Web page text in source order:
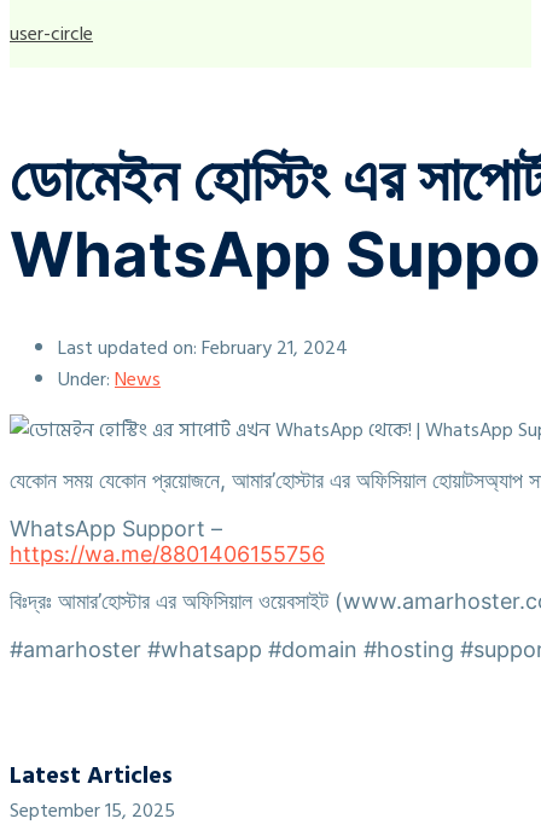
user-circle
ডোমেইন হোস্টিং এর
WhatsApp
Last updated on:February 21, 2024
Under:News
যেকোন সময় যেকোন প্রয়োজনে, আমার’হোস্টার এর অফিসিয়াল হোয়াটসঅ্যাপ
WhatsApp Support –
https://wa.me/8801406155756
বিঃদ্রঃ আমার’হোস্টার এর অফিসিয়াল ওয়েবসাইট
#amarhoster #whatsapp #domain #hosting
Latest Articles
September 15, 2025